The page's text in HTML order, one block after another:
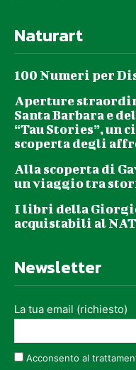
Naturart
100 Numeri per
Aperture
Santa Barbara e
“Tau Stories”, un
scoperta degli
Alla scoperta di
un viaggio tra
I libri della
acquistabili al
Newsletter
La tua email (richiesto)
Acconsento al